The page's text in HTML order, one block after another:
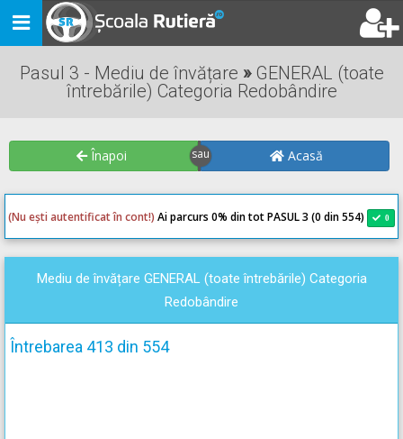
Toggle
navigation
Pasul 3 - Mediu de învățare »GENERAL (toate
întrebările) Categoria Redobândire
Înapoi Acasă
(Nu ești autentificat în cont!) Ai parcurs 0% din tot PASUL 3 (0 din 554) 0
0
Mediu de învățare GENERAL (toate întrebările) Categoria
Redobândire
Întrebarea 413 din 554